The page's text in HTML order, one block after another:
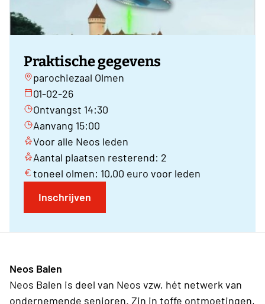
Praktische gegevens
parochiezaal Olmen
01-02-26
Ontvangst 14:30
Aanvang 15:00
Voor alle Neos leden
Aantal plaatsen resterend: 2
toneel olmen: 10,00 euro voor leden
Inschrijven
Neos Balen
Neos Balen is deel van Neos vzw, hét netwerk van
ondernemende senioren. Zin in toffe ontmoetingen,